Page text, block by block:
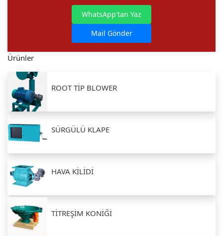
Ürünler
ROOT TİP BLOWER
SÜRGÜLÜ KLAPE
HAVA KİLİDİ
TİTREŞİM KONİĞİ
WhatsApp'tan Yaz
Mail Gönder